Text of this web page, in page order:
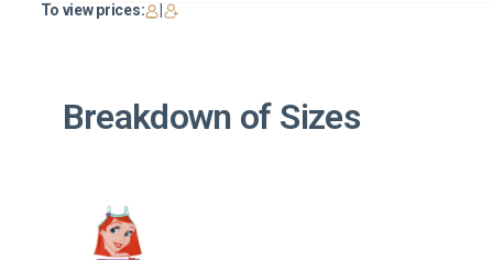
To view prices:
Breakdown of Sizes